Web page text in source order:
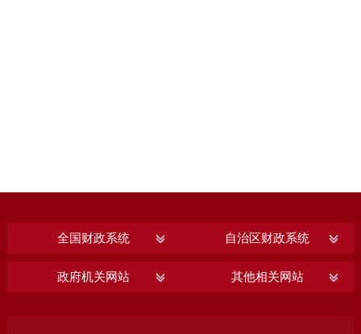
全国财政系统 自治区财政系统
政府机关网站 其他相关网站